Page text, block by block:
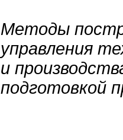
Методы
управления
и
подготовкой